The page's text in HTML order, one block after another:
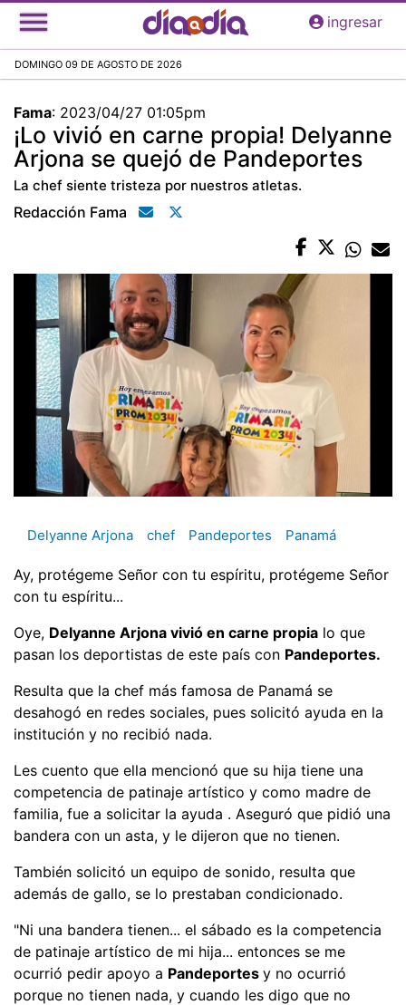
Pasar
al
principal
ingresar
DOMINGO 09 DE AGOSTO DE 2026
Fama: 2023/04/27 01:05pm
¡Lo vivió en carne propia! Delyanne
Arjona se quejó de Pandeportes
La chef siente tristeza por nuestros atletas.
Redacción Fama
Delyanne Arjona chef Pandeportes Panamá
Ay, protégeme Señor con tu espíritu, protégeme Señor
con tu espíritu...
Oye, Delyanne Arjona vivió en carne propia lo que
pasan los deportistas de este país con Pandeportes.
Resulta que la chef más famosa de Panamá se
desahogó en redes sociales, pues solicitó ayuda en la
institución y no recibió nada.
Les cuento que ella mencionó que su hija tiene una
competencia de patinaje artístico y como madre de
familia, fue a solicitar la ayuda . Aseguró que pidió una
bandera con un asta, y le dijeron que no tienen.
También solicitó un equipo de sonido, resulta que
además de gallo, se lo prestaban condicionado.
"Ni una bandera tienen... el sábado es la competencia
de patinaje artístico de mi hija... entonces se me
ocurrió pedir apoyo a Pandeportes y no ocurrió
porque no tienen nada, y cuando les digo que no